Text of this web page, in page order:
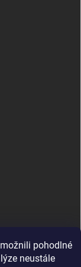
pohodlné
neustále